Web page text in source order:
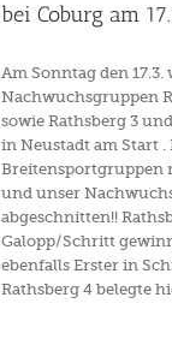
bei Coburg am
Am Sonntag den 17.3.
Nachwuchsgruppen
sowie Rathsberg 3
in Neustadt am Start .
Breitensportgruppen
und unser
abgeschnitten!!
Galopp/Schritt
ebenfalls Erster in
Rathsberg 4 belegte